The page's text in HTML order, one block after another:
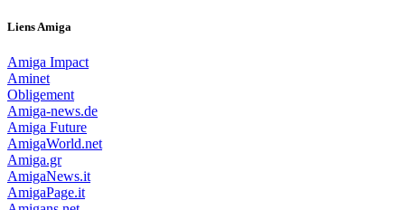
Liens Amiga
Amiga Impact
Aminet
Obligement
Amiga-news.de
Amiga Future
AmigaWorld.net
Amiga.gr
AmigaNews.it
AmigaPage.it